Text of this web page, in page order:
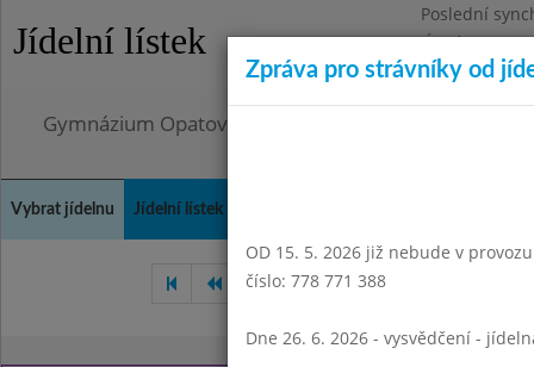
Jídelní lístek
Poslední
Úterý
Omezení
Gymnázium Opatov, Praha 4, Konstantinova 1500
Vybrat jídelnu Jídelní lístek
Červen 2015
Zpráva pro strávníky od
OD 15. 5. 2026 již nebude v
číslo: 778 771 388
Dne 26. 6. 2026 - vysvědčení -